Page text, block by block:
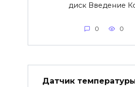
диск Введение
0 0
Датчик